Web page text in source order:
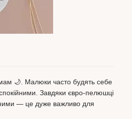
🌙. Малюки часто будять себе
Завдяки євро-пелюшці
— це дуже важливо для